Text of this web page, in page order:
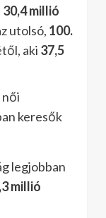
30,4 millió
utolsó, 100.
aki 37,5
női
keresők
legjobban
millió